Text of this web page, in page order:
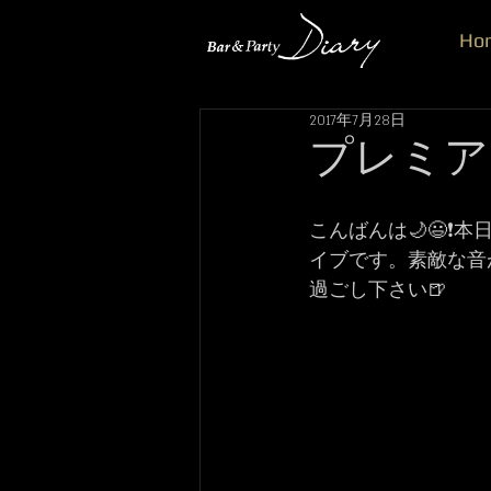
プレミ
2017年7月28日
こんばんは🌙😃❗本
イブです。素敵な
過ごし下さい🍺